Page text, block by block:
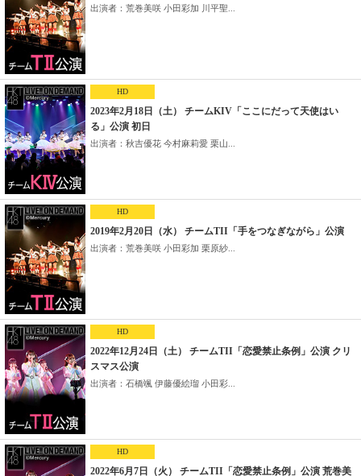
出演者：荒巻美咲 小田彩加 川平聖...
HD
2023年2月18日（土） チームKIV「ここにだって天使はい
る」公演 初日
出演者：秋吉優花 今村麻莉愛 栗山...
HD
2019年2月20日（水） チームTII「手をつなぎながら」公演
出演者：荒巻美咲 小田彩加 栗原紗...
HD
2022年12月24日（土） チームTII「恋愛禁止条例」公演 クリ
スマス公演
出演者：石橋颯 伊藤優絵瑠 小田彩...
HD
2022年6月7日（火） チームTII「恋愛禁止条例」公演 荒巻美